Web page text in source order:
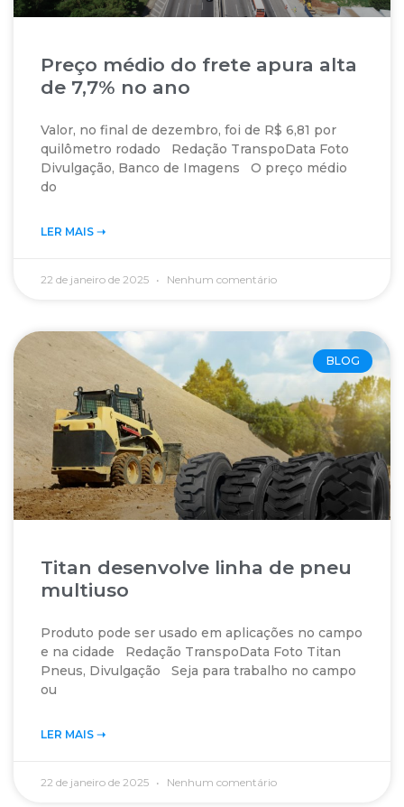
Preço médio do frete apura alta
de 7,7% no ano
Valor, no final de dezembro, foi de R$ 6,81 por
quilômetro rodado Redação TranspoData Foto
Divulgação, Banco de Imagens O preço médio
do
LER MAIS ➝‬
22 de janeiro de 2025 Nenhum comentário
BLOG
Titan desenvolve linha de pneu
multiuso
Produto pode ser usado em aplicações no campo
e na cidade Redação TranspoData Foto Titan
Pneus, Divulgação Seja para trabalho no campo
ou
LER MAIS ➝‬
22 de janeiro de 2025 Nenhum comentário